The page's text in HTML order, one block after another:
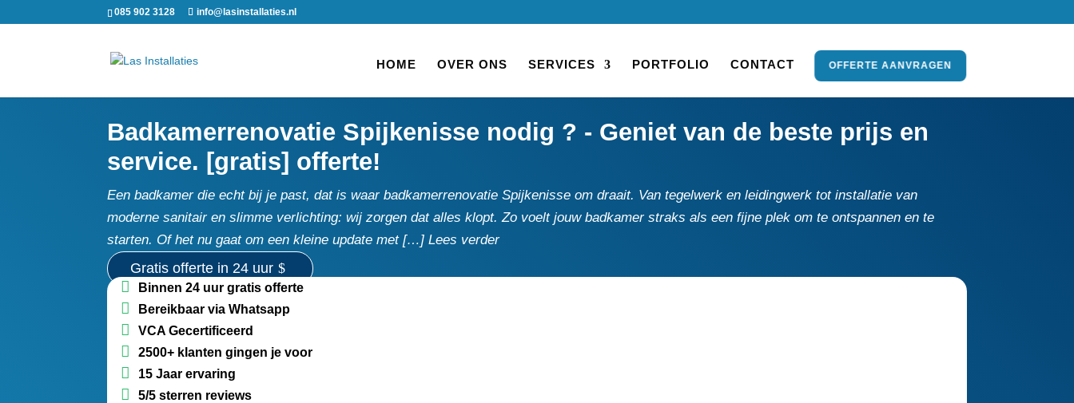
085 902 3128 info@lasinstallaties.nl
HOME OVER ONS SERVICES PORTFOLIO CONTACT OFFERTE AANVRAGEN
Badkamerrenovatie Spijkenisse nodig ? - Geniet van de beste prijs en
service. [gratis] offerte!
Een badkamer die echt bij je past, dat is waar badkamerrenovatie Spijkenisse om draait.​ Van tegelwerk en leidingwerk tot installatie van
moderne sanitair en slimme verlichting: wij zorgen dat alles klopt.​ Zo voelt jouw badkamer straks als een fijne plek om te ontspannen en te
starten.​ Of het nu gaat om een kleine update met […] Lees verder
Gratis offerte in 24 uur
Binnen 24 uur gratis offerte
Bereikbaar via Whatsapp
VCA Gecertificeerd
2500+ klanten gingen je voor
15 Jaar ervaring
5/5 sterren reviews